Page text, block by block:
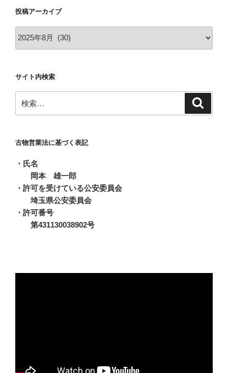
投稿アーカイブ
カ
イ
ブ
サイト内検索
索:
古物営業法に基づく表記
・氏名
岡本 雄一郎
・許可を受けている公安委員会
埼玉県公安委員会
・許可番号
第431130038902号